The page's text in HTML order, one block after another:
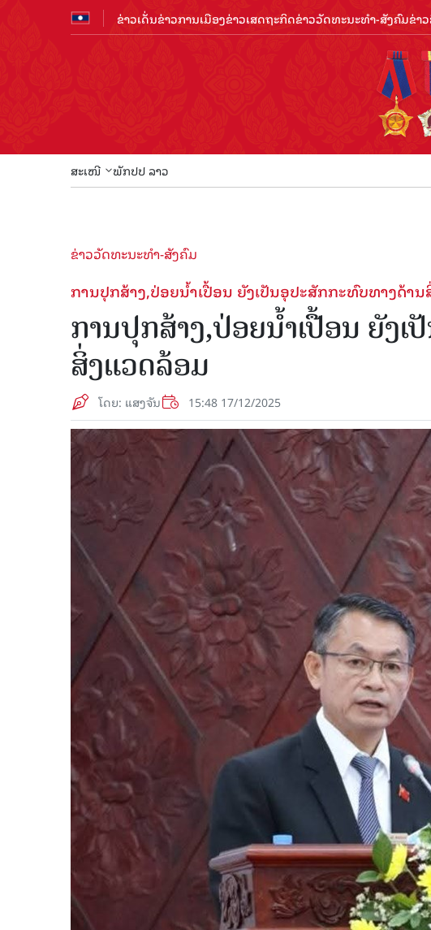
ຂ່າວເດັ່ນຂ່າວການເມືອງຂ່າວເສດຖະກິດຂ່າວວັດທະນະທຳ-ສັງຄົມຂ່າ
ສະເໜີ ພັກປປ ລາວ
ຂ່າວວັດທະນະທຳ-ສັງຄົມ
ການປຸກສ້າງ,ປ່ອຍນໍ້າເປື້ອນ ຍັງເປັນອຸປະສັກກະທົບທາງດ້າ
ການປຸກສ້າງ,ປ່ອຍນໍ້າເປື້ອນ ຍັງ
ສິ່ງແວດລ້ອມ
ໂດຍ: ແສງຈັນ 15:48 17/12/2025